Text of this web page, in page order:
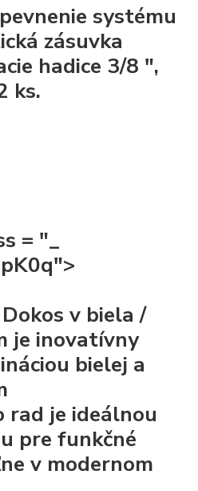
systému
zásuvka
hadice 3/8 ",
ks.
= "_
v biela /
je inovatívny
bielej a
rad je ideálnou
pre funkčné
v modernom